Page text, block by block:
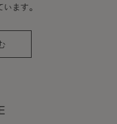
ます。